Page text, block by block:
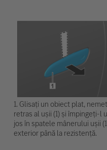
1. Glisați un obiect plat,
retras al ușii (1) și împingeți-l
jos în spatele mânerului ușii
exterior până la rezistență.